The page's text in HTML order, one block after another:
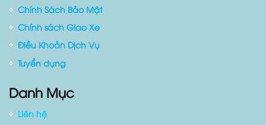
Chính Sách Bảo Mật
Chính sách Giao Xe
Điều Khoản Dịch Vụ
Tuyển dụng
Danh Mục
Liên hệ